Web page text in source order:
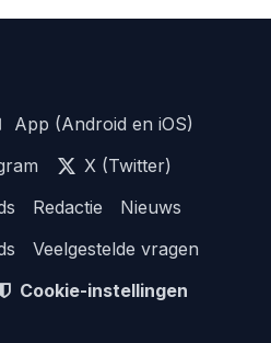
App (Android en iOS)
X (Twitter)
Redactie
Nieuws
Veelgestelde vragen
Cookie-instellingen